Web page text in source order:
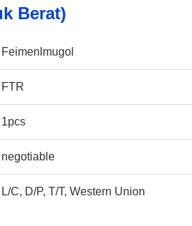
Berat)
Feimenlmugol
FTR
1pcs
negotiable
L/C, D/P, T/T, Western Union